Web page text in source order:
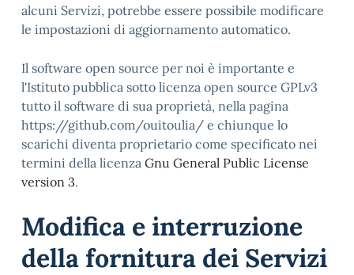
alcuni Servizi, potrebbe essere possibile modificare
le impostazioni di aggiornamento automatico.
Il software open source per noi è importante e
l'Istituto pubblica sotto licenza open source GPLv3
tutto il software di sua proprietà, nella pagina
https://github.com/ouitoulia/ e chiunque lo
scarichi diventa proprietario come specificato nei
termini della licenza Gnu General Public License
version 3.
Modifica e interruzione
della fornitura dei Servizi